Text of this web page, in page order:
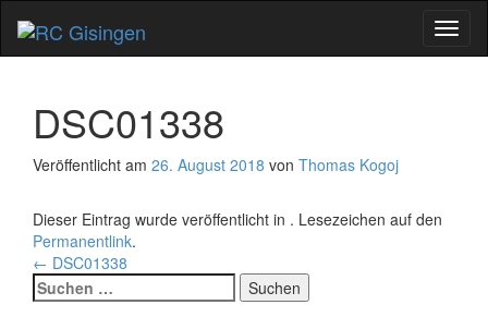
DSC01338
Veröffentlicht am 26. August 2018 von Thomas Kogoj
Dieser Eintrag wurde veröffentlicht in . Lesezeichen auf den
Permanentlink.
Beitragsnavigation
← DSC01338
Suchen
nach: